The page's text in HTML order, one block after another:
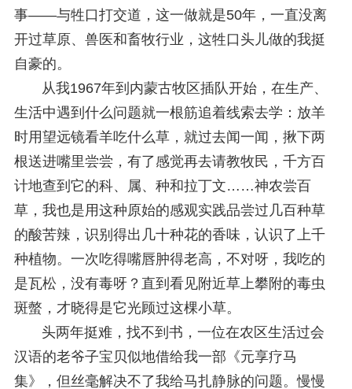
事——与牲口打交道，这一做就是50年，一直没离
开过草原、兽医和畜牧行业，这牲口头儿做的我挺
自豪的。
从我1967年到内蒙古牧区插队开始，在生产、
生活中遇到什么问题就一根筋追着线索去学：放羊
时用望远镜看羊吃什么草，就过去闻一闻，揪下两
根送进嘴里尝尝，有了感觉再去请教牧民，千方百
计地查到它的科、属、种和拉丁文……神农尝百
草，我也是用这种原始的感观实践品尝过几百种草
的酸苦辣，识别得出几十种花的香味，认识了上千
种植物。一次吃得嘴唇肿得老高，不对呀，我吃的
是瓦松，没有毒呀？直到看见附近草上攀附的毒虫
斑螫，才晓得是它光顾过这棵小草。
头两年挺难，找不到书，一位在农区生活过会
汉语的老爷子宝贝似地借给我一部《元享疗马
集》，但丝毫解决不了我给马扎静脉的问题。慢慢